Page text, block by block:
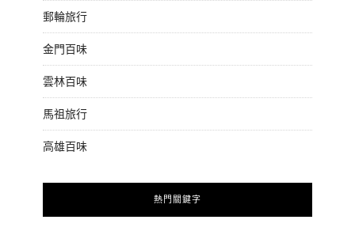
郵輪旅行
金門百味
雲林百味
馬祖旅行
高雄百味
熱門關鍵字